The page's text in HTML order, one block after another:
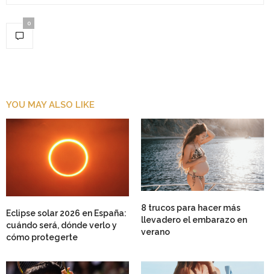
0
YOU MAY ALSO LIKE
Eclipse solar 2026 en España:
cuándo será, dónde verlo y
cómo protegerte
8 trucos para hacer más
llevadero el embarazo en
verano